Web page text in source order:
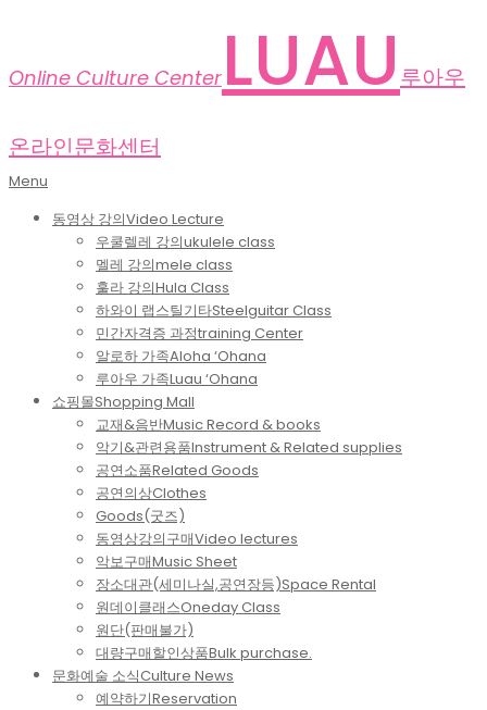
Online Culture Center LUAU 루아우
온라인문화센터
Primary
Menu
Menu
동영상 강의Video Lecture
우쿨렐레 강의ukulele class
멜레 강의mele class
훌라 강의Hula Class
하와이 랩스틸기타Steelguitar Class
민간자격증 과정training Center
알로하 가족Aloha ‘Ohana
루아우 가족Luau ‘Ohana
쇼핑몰Shopping Mall
교재&음반Music Record & books
악기&관련용품Instrument & Related supplies
공연소품Related Goods
공연의상Clothes
Goods(굿즈)
동영상강의구매Video lectures
악보구매Music Sheet
장소대관(세미나실,공연장등)Space Rental
원데이클래스Oneday Class
원단(판매불가)
대량구매할인상품Bulk purchase.
문화예술 소식Culture News
예약하기Reservation